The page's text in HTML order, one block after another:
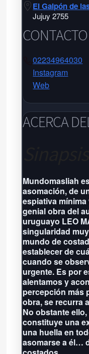
El Galpón de
Jujuy 2755
02234964030
Instagram
Web
Jujuy 2755
Grilla
ACERCA
Mundomasliah
asomación, de
espiativa
genial obra del
uruguayo LEO
singularidad
mundo de
establecer de
cuando se
urgente. Es por
alentamos y
percepción más
obra, se recurra
No obstante
constituye una
una huella en
asomarse a él…